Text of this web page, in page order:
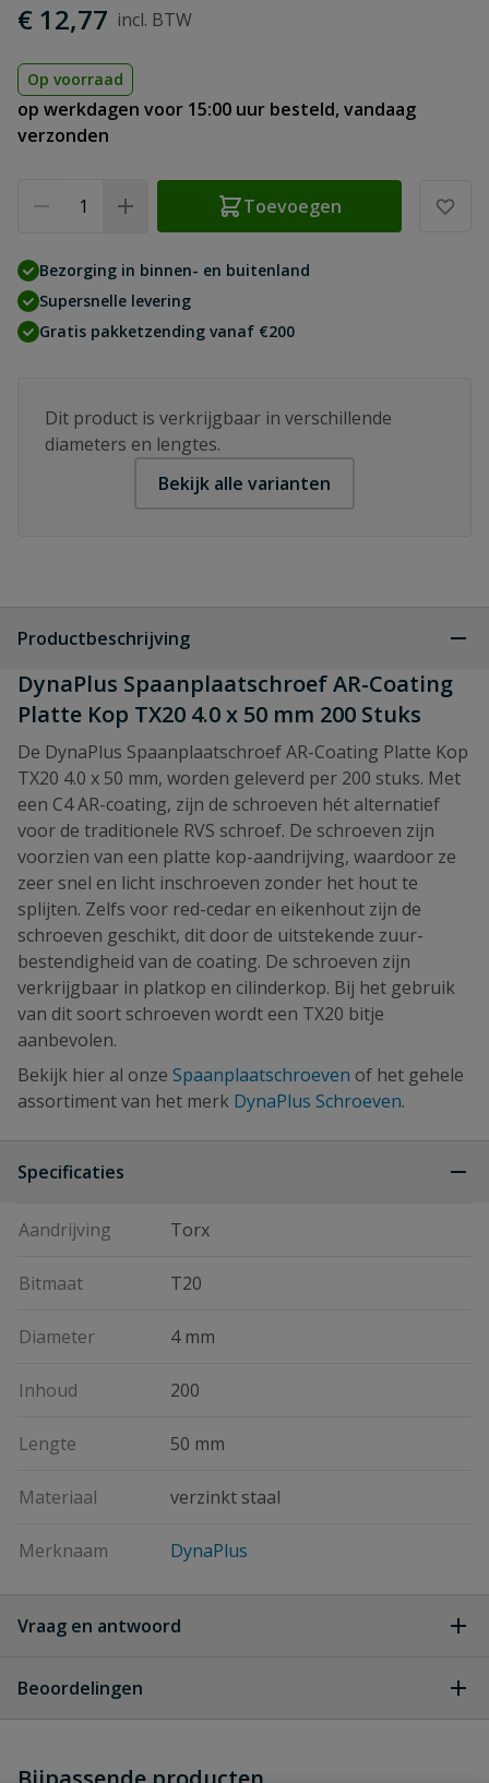
€ 12,77
Op voorraad
op werkdagen voor 15:00 uur besteld, vandaag
verzonden
Toevoegen
Bezorging in binnen- en buitenland
Supersnelle levering
Gratis pakketzending vanaf €200
Dit product is verkrijgbaar in verschillende
diameters en lengtes.
Bekijk alle varianten
Productbeschrijving
DynaPlus Spaanplaatschroef AR-Coating
Platte Kop TX20 4.0 x 50 mm 200 Stuks
De DynaPlus Spaanplaatschroef AR-Coating Platte Kop
TX20 4.0 x 50 mm, worden geleverd per 200 stuks. Met
een C4 AR-coating, zijn de schroeven hét alternatief
voor de traditionele RVS schroef. De schroeven zijn
voorzien van een platte kop-aandrijving, waardoor ze
zeer snel en licht inschroeven zonder het hout te
splijten. Zelfs voor red-cedar en eikenhout zijn de
schroeven geschikt, dit door de uitstekende zuur-
bestendigheid van de coating. De schroeven zijn
verkrijgbaar in platkop en cilinderkop. Bij het gebruik
van dit soort schroeven wordt een TX20 bitje
aanbevolen.
Bekijk hier al onze Spaanplaatschroeven of het gehele
assortiment van het merk DynaPlus Schroeven.
Specificaties
Aandrijving Torx
Bitmaat T20
Diameter 4 mm
Inhoud 200
Lengte 50 mm
Materiaal verzinkt staal
Merknaam DynaPlus
Vraag en antwoord
Beoordelingen